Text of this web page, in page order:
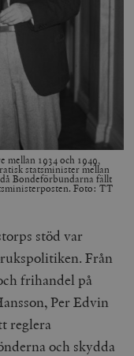
mellan 1934 och 1949,
statsminister mellan
Bondeförbundarna fällt
Foto: TT
stöd var
Från
frihandel på
Per Edvin
reglera
och skydda